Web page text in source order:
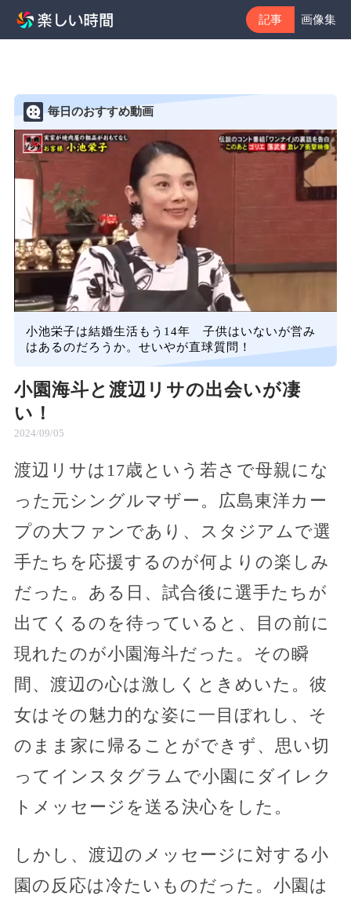
記事 画像集
毎日のおすすめ動画
小池栄子は結婚生活もう14年 子供はいないが営み
はあるのだろうか。せいやが直球質問！
小園海斗と渡辺リサの出会いが凄
い！
2024/09/05
渡辺リサは17歳という若さで母親にな
った元シングルマザー。広島東洋カー
プの大ファンであり、スタジアムで選
手たちを応援するのが何よりの楽しみ
だった。ある日、試合後に選手たちが
出てくるのを待っていると、目の前に
現れたのが小園海斗だった。その瞬
間、渡辺の心は激しくときめいた。彼
女はその魅力的な姿に一目ぼれし、そ
のまま家に帰ることができず、思い切
ってインスタグラムで小園にダイレク
トメッセージを送る決心をした。
しかし、渡辺のメッセージに対する小
園の反応は冷たいものだった。小園は